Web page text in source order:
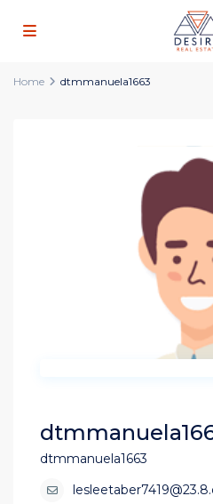
Home dtmmanuela1663
dtmmanuela1663